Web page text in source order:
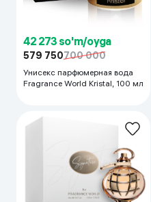
42 273 so'm/oyga
579 750700 000
Унисекс парфюмерная вода
Fragrance World Kristal, 100 мл